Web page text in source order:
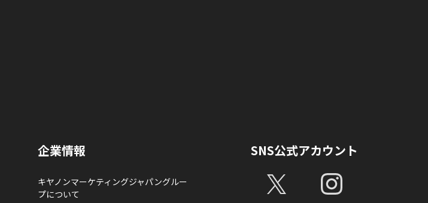
企業情報
キヤノンマーケティングジャパングルー
プについて
SNS公式アカウント